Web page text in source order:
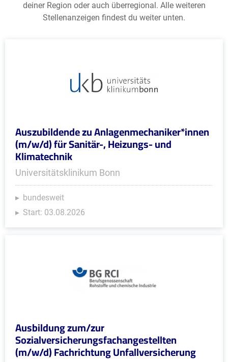
deiner Region oder auch überregional. Alle weiteren
Stellenanzeigen findest du weiter unten.
Auszubildende zu Anlagenmechaniker*innen
(m/w/d) für Sanitär-, Heizungs- und
Klimatechnik
Universitätsklinikum Bonn
bundesweit
Start: 03.08.2026
Ausbildung zum/zur
Sozialversicherungsfachangestellten
(m/w/d) Fachrichtung Unfallversicherung